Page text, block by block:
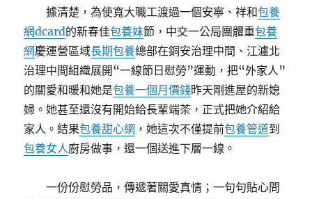
據清楚，為使寬大職工渡過一個安寧、祥和包養
網dcard的新春佳包養妹節，中交一公局團體重包養
網慶運營區域長期包養總部在銅安治理中間、江瀘北
治理中間組織展開“一線節日慰勞”運動，把“外家人”
的關愛和暖和她是包養一個月價錢昨天剛進屋的新媳
婦。她甚至還沒有開始給長輩端茶，正式把她介紹給
家人。結果包養甜心網 ，她這次不僅提前包養管道到
包養女人廚房做事，還一個送進下層一線。
一份份慰勞品，傳遞著關愛真情；一句句貼心問